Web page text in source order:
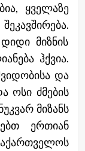
ყველაზე
მიზნის
ჰქვია.
და
ოსი ძმების
მიზანს
ერთიან